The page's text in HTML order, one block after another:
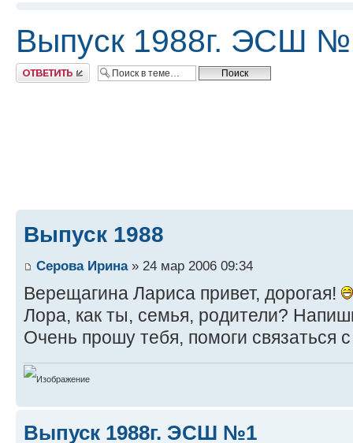
Выпуск 1988г. ЭСШ
Ответить
Выпуск 1988
Серова Ирина» 24 мар 2006 09:34
Верещагина Лариса привет, дорогая!
Лора, как ты, семья, родители?
Очень прошу тебя, помоги связаться
Выпуск 1988г. ЭСШ №1